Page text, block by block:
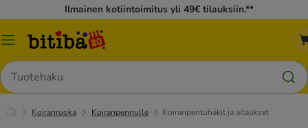
Ilmainen kotiintoimitus yli 49€ tilauksiin.**
Katalogivalikko
Hae
Koiranruoka Koiranpennulle Koiranpentuhäkit ja aitaukset